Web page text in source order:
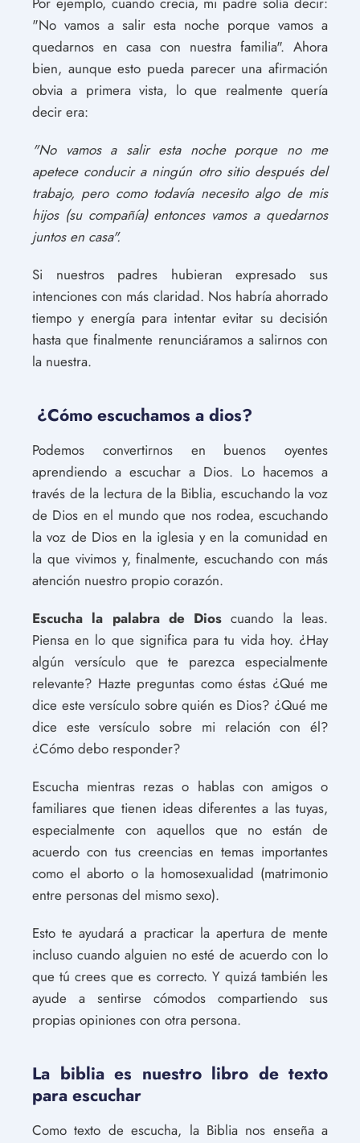
"No vamos a salir esta noche porque vamos a
quedarnos en casa con nuestra familia". Ahora
bien, aunque esto pueda parecer una afirmación
obvia a primera vista, lo que realmente quería
decir era:
"No vamos a salir esta noche porque no me
apetece conducir a ningún otro sitio después del
trabajo, pero como todavía necesito algo de mis
hijos (su compañía) entonces vamos a quedarnos
juntos en casa".
Si nuestros padres hubieran expresado sus
intenciones con más claridad. Nos habría ahorrado
tiempo y energía para intentar evitar su decisión
hasta que finalmente renunciáramos a salirnos con
la nuestra.
¿Cómo escuchamos a dios?
Podemos convertirnos en buenos oyentes
aprendiendo a escuchar a Dios. Lo hacemos a
través de la lectura de la Biblia, escuchando la voz
de Dios en el mundo que nos rodea, escuchando
la voz de Dios en la iglesia y en la comunidad en
la que vivimos y, finalmente, escuchando con más
atención nuestro propio corazón.
Escucha la palabra de Dios cuando la leas.
Piensa en lo que significa para tu vida hoy. ¿Hay
algún versículo que te parezca especialmente
relevante? Hazte preguntas como éstas ¿Qué me
dice este versículo sobre quién es Dios? ¿Qué me
dice este versículo sobre mi relación con él?
¿Cómo debo responder?
Escucha mientras rezas o hablas con amigos o
familiares que tienen ideas diferentes a las tuyas,
especialmente con aquellos que no están de
acuerdo con tus creencias en temas importantes
como el aborto o la homosexualidad (matrimonio
entre personas del mismo sexo).
Esto te ayudará a practicar la apertura de mente
incluso cuando alguien no esté de acuerdo con lo
que tú crees que es correcto. Y quizá también les
ayude a sentirse cómodos compartiendo sus
propias opiniones con otra persona.
La biblia es nuestro libro de texto
para escuchar
Como texto de escucha, la Biblia nos enseña a